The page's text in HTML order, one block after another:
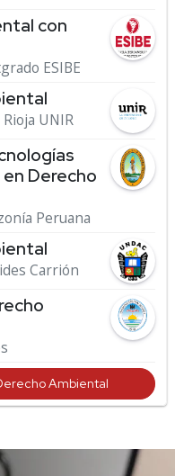
con
ESIBE
UNIR
Derecho
Peruana
Carrión
Ambiental